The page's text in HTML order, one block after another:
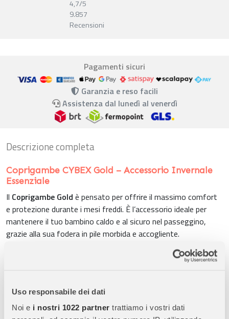
Uso responsabile dei dati
Noi e i nostri 1022 partner trattiamo i vostri dati
4,7/5
9.857
Recensioni
Pagamenti sicuri
Garanzia e reso facili
Assistenza dal lunedì al venerdì
Descrizione completa
Coprigambe CYBEX Gold – Accessorio Invernale
Essenziale
Il Coprigambe Gold è pensato per offrire il massimo comfort
e protezione durante i mesi freddi. È l’accessorio ideale per
mantenere il tuo bambino caldo e al sicuro nel passeggino,
grazie alla sua fodera in pile morbida e accogliente.
temperature di-10°C.
Materiali: 100% poliestere con unafodera in pileper